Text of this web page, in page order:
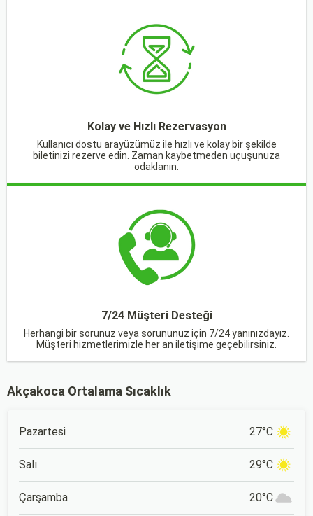
Kolay ve Hızlı Rezervasyon
Kullanıcı dostu arayüzümüz ile hızlı ve kolay bir şekilde
biletinizi rezerve edin. Zaman kaybetmeden uçuşunuza
odaklanın.
7/24 Müşteri Desteği
Herhangi bir sorunuz veya sorununuz için 7/24 yanınızdayız.
Müşteri hizmetlerimizle her an iletişime geçebilirsiniz.
Akçakoca Ortalama Sıcaklık
Pazartesi 27°C
Salı 29°C
Çarşamba 20°C